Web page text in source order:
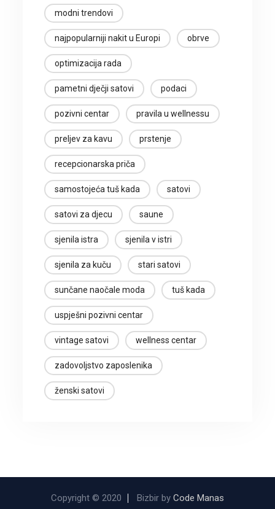
modni trendovi
najpopularniji nakit u Europi obrve
optimizacija rada
pametni dječji satovi podaci
pozivni centar pravila u wellnessu
preljev za kavu prstenje
recepcionarska priča
samostojeća tuš kada satovi
satovi za djecu saune
sjenila istra sjenila v istri
sjenila za kuču stari satovi
sunčane naočale moda tuš kada
uspješni pozivni centar
vintage satovi wellness centar
zadovoljstvo zaposlenika
ženski satovi
Copyright © 2020 Bizbir by Code Manas